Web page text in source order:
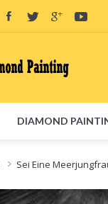
DIAMOND
Sei Eine